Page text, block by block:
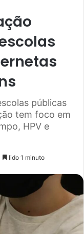
públicas
tem foco em
HPV e
lido 1 minuto